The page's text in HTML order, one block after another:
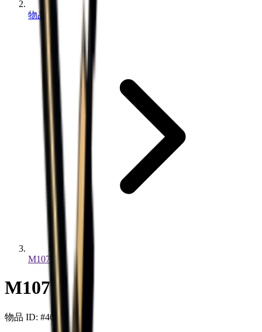
物品
M107
M107
物品 ID: #407